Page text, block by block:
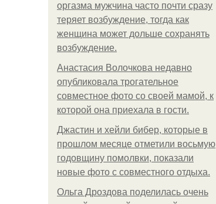
оргазма мужчина часто почти сразу
теряет возбуждение, тогда как
женщина может дольше сохранять
возбуждение.
Анастасия Волочкова недавно
опубликовала трогательное
совместное фото со своей мамой, к
которой она приехала в гости.
Джастин и хейли бибер, которые в
прошлом месяце отметили восьмую
годовщину помолвки, показали
новые фото с совместного отдыха.
Ольга Дроздова поделилась очень